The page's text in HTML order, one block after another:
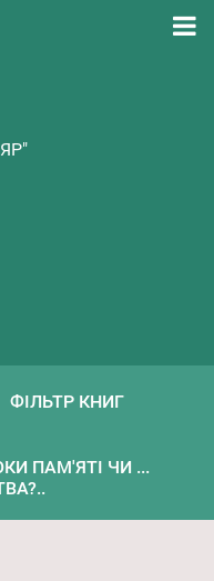
ФІЛЬТР КНИГ
ПАМ'ЯТІ ЧИ ...